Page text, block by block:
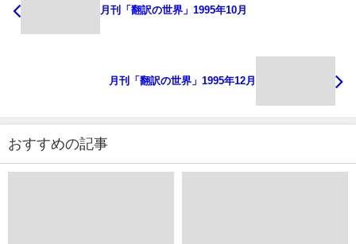
月刊「翻訳の世界」1995年10月
月刊「翻訳の世界」1995年12月
おすすめの記事